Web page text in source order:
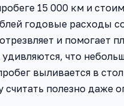
15 000 км и
годовые расходы
и помогает
что
выливается в
считать полезно даже